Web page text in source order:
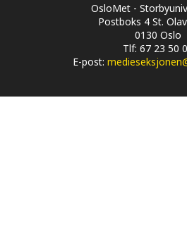
OsloMet -
Postboks 4 St.
0130 Oslo
Tlf: 67 23 50
E-post: